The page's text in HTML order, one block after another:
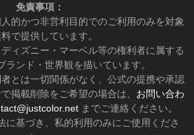
免責事項：
的かつ非営利目的でのご利用のみを対象
で提供しています。
ィズニー・マーベル等の権利者に属する
ランド・世界観を描いています。
とは一切関係がなく、公式の提携や承認
掲載削除をご希望の場合は、 お問い合わ
までご連絡ください。
に基づき、私的利用のみにご使用くださ